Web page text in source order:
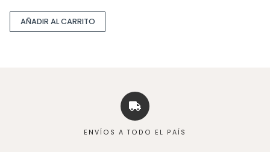
AÑADIR AL CARRITO
ENVÍOS A TODO EL PAÍS